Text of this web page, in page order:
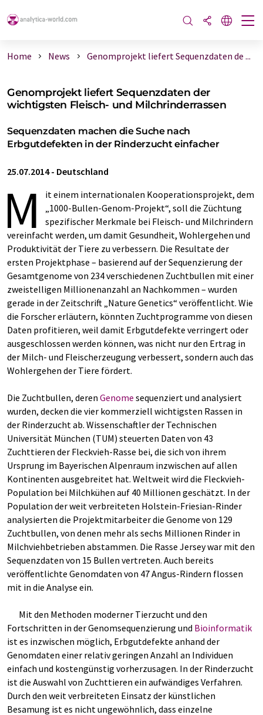
Home News Genomprojekt liefert Sequenzdaten de ...
Genomprojekt liefert Sequenzdaten der
wichtigsten Fleisch- und Milchrinderrassen
Sequenzdaten machen die Suche nach
Erbgutdefekten in der Rinderzucht einfacher
25.07.2014- Deutschland
M
it einem internationalen Kooperationsprojekt, dem
„1000-Bullen-Genom-Projekt“, soll die Züchtung
spezifischer Merkmale bei Fleisch- und Milchrindern
vereinfacht werden, um damit Gesundheit, Wohlergehen und
Produktivität der Tiere zu verbessern. Die Resultate der
ersten Projektphase – basierend auf der Sequenzierung der
Gesamtgenome von 234 verschiedenen Zuchtbullen mit einer
zweistelligen Millionenanzahl an Nachkommen – wurden
gerade in der Zeitschrift „Nature Genetics“ veröffentlicht. Wie
die Forscher erläutern, könnten Zuchtprogramme von diesen
Daten profitieren, weil damit Erbgutdefekte verringert oder
ausgeschlossen werden können, was nicht nur den Ertrag in
der Milch- und Fleischerzeugung verbessert, sondern auch das
Wohlergehen der Tiere fördert.
Die Zuchtbullen, deren Genome sequenziert und analysiert
wurden, decken die vier kommerziell wichtigsten Rassen in
der Rinderzucht ab. Wissenschaftler der Technischen
Universität München (TUM) steuerten Daten von 43
Zuchttieren der Fleckvieh-Rasse bei, die sich von ihrem
Ursprung im Bayerischen Alpenraum inzwischen auf allen
Kontinenten ausgebreitet hat. Weltweit wird die Fleckvieh-
Population bei Milchkühen auf 40 Millionen geschätzt. In der
Population der weit verbreiteten Holstein-Friesian-Rinder
analysierten die Projektmitarbeiter die Genome von 129
Zuchtbullen, von denen mehr als sechs Millionen Rinder in
Milchviehbetrieben abstammen. Die Rasse Jersey war mit den
Sequenzdaten von 15 Bullen vertreten. Auch bereits
veröffentlichte Genomdaten von 47 Angus-Rindern flossen
mit in die Analyse ein.
Mit den Methoden moderner Tierzucht und den
Fortschritten in der Genomsequenzierung und Bioinformatik
ist es inzwischen möglich, Erbgutdefekte anhand der
Genomdaten einer relativ geringen Anzahl an Individuen
einfach und kostengünstig vorherzusagen. In der Rinderzucht
ist die Auswahl von Zuchttieren ein aufwändiges Verfahren.
Durch den weit verbreiteten Einsatz der künstlichen
Besamung ist es nicht ungewöhnlich, dass einzelne